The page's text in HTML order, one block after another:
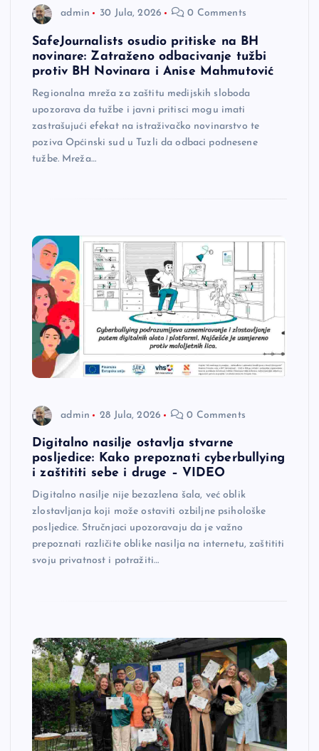
admin 30 Jula, 2026 0 Comments
SafeJournalists osudio pritiske na BH
novinare: Zatraženo odbacivanje tužbi
protiv BH Novinara i Anise Mahmutović
Regionalna mreža za zaštitu medijskih sloboda
upozorava da tužbe i javni pritisci mogu imati
zastrašujući efekat na istraživačko novinarstvo te
poziva Općinski sud u Tuzli da odbaci podnesene
tužbe. Mreža…
admin 28 Jula, 2026 0 Comments
Digitalno nasilje ostavlja stvarne
posljedice: Kako prepoznati cyberbullying
i zaštititi sebe i druge – VIDEO
Digitalno nasilje nije bezazlena šala, već oblik
zlostavljanja koji može ostaviti ozbiljne psihološke
posljedice. Stručnjaci upozoravaju da je važno
prepoznati različite oblike nasilja na internetu, zaštititi
svoju privatnost i potražiti…